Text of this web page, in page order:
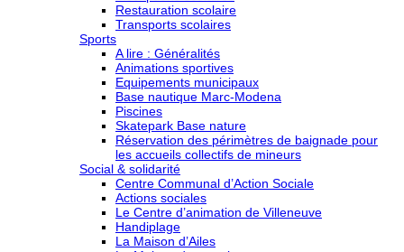
Restauration scolaire
Transports scolaires
Sports
A lire : Généralités
Animations sportives
Equipements municipaux
Base nautique Marc-Modena
Piscines
Skatepark Base nature
Réservation des périmètres de baignade pour
les accueils collectifs de mineurs
Social & solidarité
Centre Communal d’Action Sociale
Actions sociales
Le Centre d’animation de Villeneuve
Handiplage
La Maison d’Ailes